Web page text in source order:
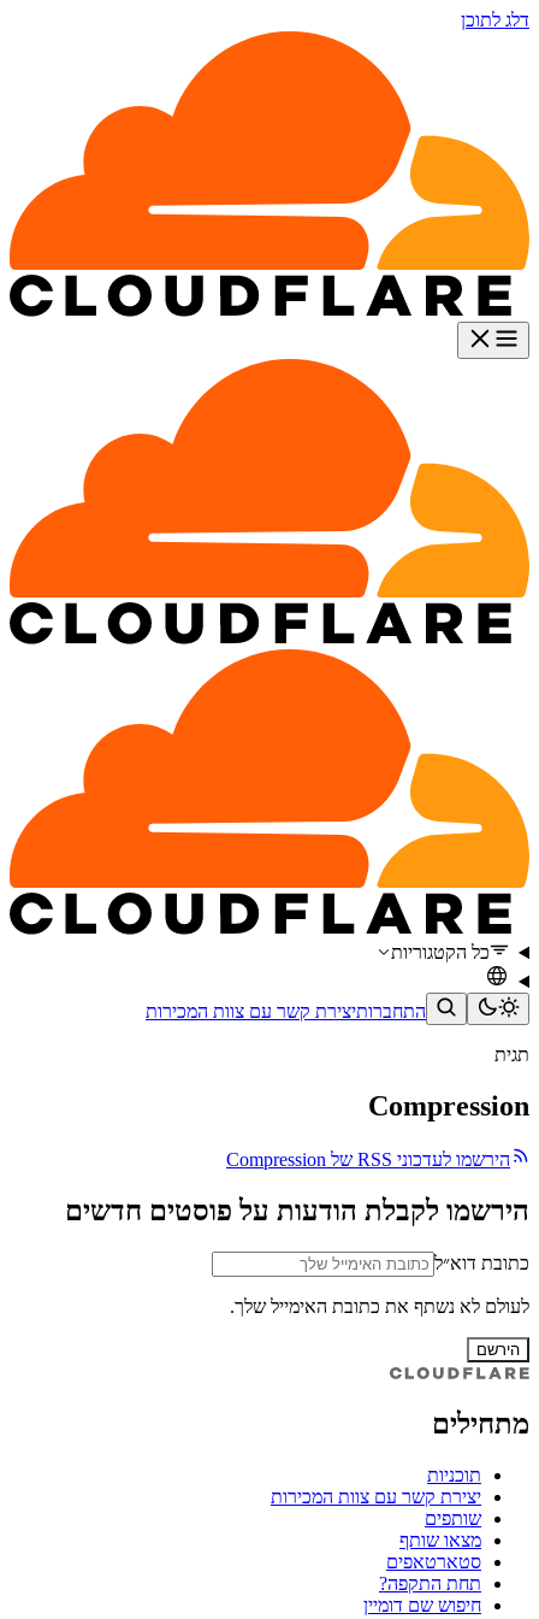
דלג לתוכן
כל הקטגוריות
התחברותיצירת קשר עם צוות המכירות
תגית
Compression
הירשמו לעדכוני RSS של Compression
הירשמו לקבלת הודעות על פוסטים חדשים
כתובת דוא״ל
לעולם לא נשתף את כתובת האימייל שלך.
הירשם
מתחילים
תוכניות
יצירת קשר עם צוות המכירות
שותפים
מצאו שותף
סטארטאפים
תחת התקפה?
חיפוש שם דומיין